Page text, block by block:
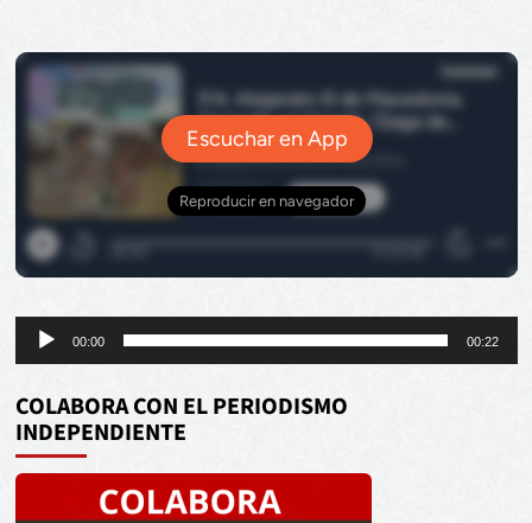
Reproductor
de
audio
00:00 00:22
COLABORA CON EL PERIODISMO
INDEPENDIENTE